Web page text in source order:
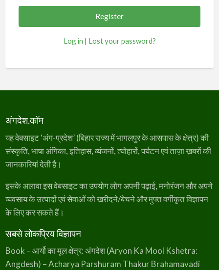
Log in | Lost your password?
अंगदेश.कॉम
यह वेबसाइट ‘अंग-प्रदेश’ (बिहार राज्य में भागलपुर के आसपास के क्षेत्र) की
संस्कृति, भाषा अंगिका, इतिहास, व्यंजनों, त्योहारों, पर्यटन एवं ताज़ा ख़बरों की
जानकारियां देती है।
इसके अलावा इस वेबसाइट का उपयोग लोग अपनी पढ़ाई, मनोरंजन और अपने
व्यवसाय के उत्पादों एवं सेवाओं को खरीदने/बेचने और मुफ्त वर्गीकृत विज्ञापन
के लिए कर सकते हैं।
सबसे लोकप्रिय विज्ञापन
Book – आर्यो का मूल क्षेत्र: अंगदेश (Aryon Ka Mool Kshetra:
Angdesh) – Acharya Parshuram Thakur Brahamavadi